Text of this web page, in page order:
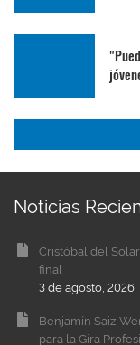
Noticias
Cristóbal del
final
3 de agosto, 2026
Benjamín Saiz-
para la Gira